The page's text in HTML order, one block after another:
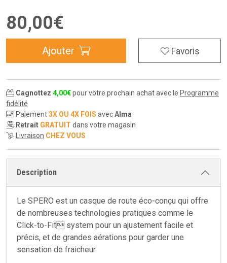
80,00€
Ajouter Favoris
Cagnottez 4,00€pour votre prochain achat avec le Programme
fidélité
Paiement3X OU 4X FOIS avecAlma
Retrait GRATUIT dans votre magasin
Livraison CHEZ VOUS
Description
Le SPERO est un casque de route éco-conçu qui offre
de nombreuses technologies pratiques comme le
Click-to-Fit system pour un ajustement facile et
précis, et de grandes aérations pour garder une
sensation de fraicheur.